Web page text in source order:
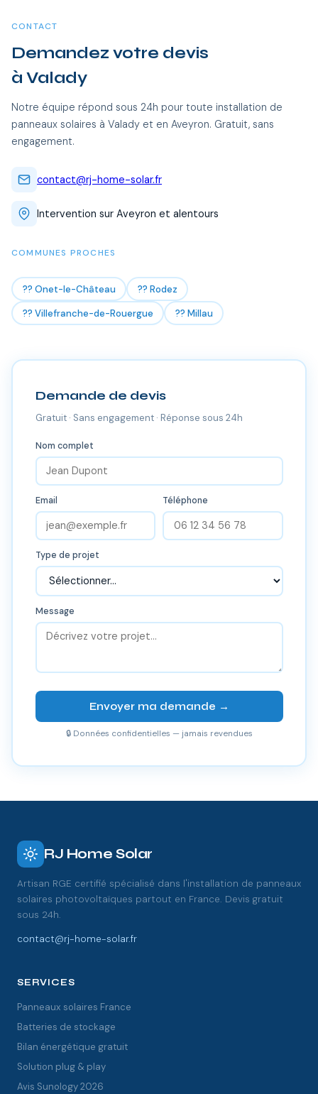
CONTACT
Demandez votre devis
à Valady
Notre équipe répond sous 24h pour toute installation de
panneaux solaires à Valady et en Aveyron. Gratuit, sans
engagement.
contact@rj-home-solar.fr
Intervention sur Aveyron et alentours
COMMUNES PROCHES
?? Onet-le-Château
?? Rodez
?? Villefranche-de-Rouergue
?? Millau
Demande de devis
Gratuit · Sans engagement · Réponse sous 24h
Nom complet
Email Téléphone
Type de projet
Message
Envoyer ma demande →
🔒 Données confidentielles — jamais revendues
RJ Home Solar
Artisan RGE certifié spécialisé dans l'installation de panneaux
solaires photovoltaïques partout en France. Devis gratuit
sous 24h.
contact@rj-home-solar.fr
SERVICES
Panneaux solaires France
Batteries de stockage
Bilan énergétique gratuit
Solution plug & play
Avis Sunology 2026